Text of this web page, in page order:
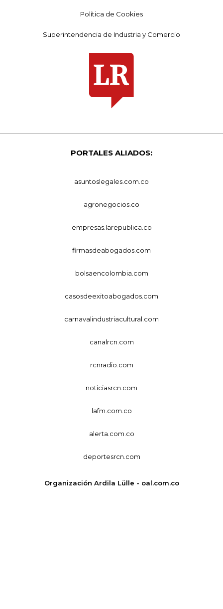
Política de Cookies
Superintendencia de Industria y Comercio
PORTALES ALIADOS:
asuntoslegales.com.co
agronegocios.co
empresas.larepublica.co
firmasdeabogados.com
bolsaencolombia.com
casosdeexitoabogados.com
carnavalindustriacultural.com
canalrcn.com
rcnradio.com
noticiasrcn.com
lafm.com.co
alerta.com.co
deportesrcn.com
Organización Ardila Lülle - oal.com.co